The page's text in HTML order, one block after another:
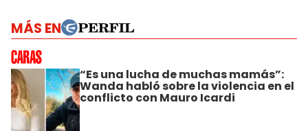
MÁS EN
“Es una lucha de muchas mamás”:
Wanda habló sobre la violencia en el
conflicto con Mauro Icardi